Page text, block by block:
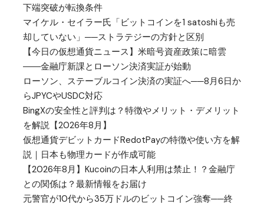
下端突破が転換条件
マイケル・セイラー氏「ビットコインを1 satoshiも売
却していない」──ストラテジーの方針と区別
【今日の仮想通貨ニュース】米暗号資産政策に暗雲
――金融庁新課とローソン決済実証が始動
ローソン、ステーブルコイン決済の実証へ──8月6日か
らJPYCやUSDC対応
BingXの安全性と評判は？特徴やメリット・デメリット
を解説【2026年8月】
仮想通貨デビットカードRedotPayの特徴や使い方を解
説｜日本も物理カードが作成可能
【2026年8月】Kucoinの日本人利用は禁止！？金融庁
との関係は？最新情報をお届け
元警官が10代から35万ドルのビットコイン強奪──終